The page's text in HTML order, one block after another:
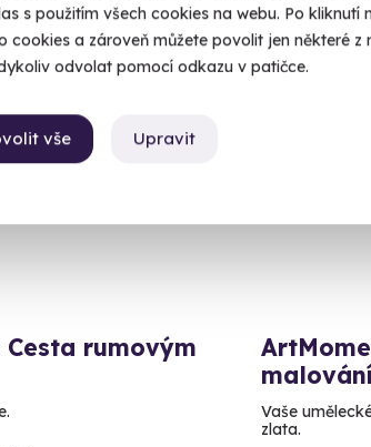
s použitím všech cookies na webu. Po kliknutí
a zároveň můžete povolit jen některé z
odvolat pomocí odkazu v patičce.
Upravit
vše
Cesta rumovým
Volný
Vaše
zlata.